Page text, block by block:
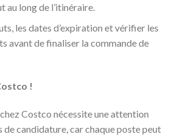
au long de l’itinéraire.
les dates d’expiration et vérifier les
avant de finaliser la commande de
!
Costco nécessite une attention
candidature, car chaque poste peut